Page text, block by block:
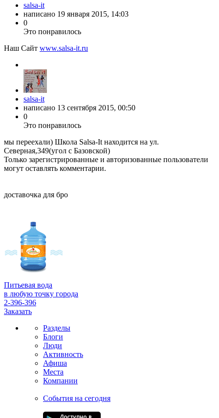
salsa-it
написано 19 января 2015, 14:03
0
Это понравилось
Наш Сайт www.salsa-it.ru
salsa-it
написано 13 сентября 2015, 00:50
0
Это понравилось
мы переехали) Школа Salsa-It находится на ул.
Северная,349(угол с Базовской)
Только зарегистрированные и авторизованные пользователи
могут оставлять комментарии.
доставочка для бро
Питьевая вода
в любую точку города
2-396-396
Заказать
Разделы
Блоги
Люди
Активность
Афиша
Места
Компании
События на сегодня